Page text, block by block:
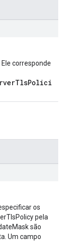
corresponde
os
pela
são
Um campo